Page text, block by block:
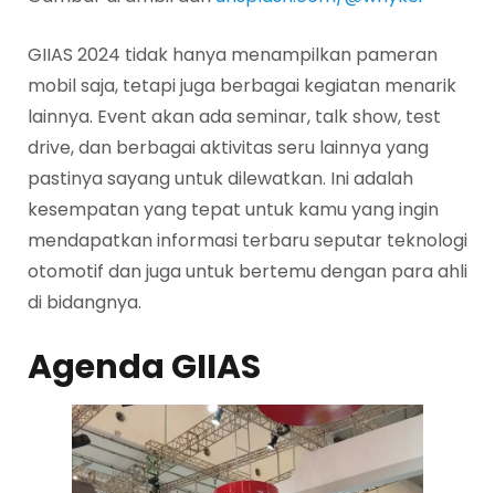
GIIAS 2024 tidak hanya menampilkan pameran
mobil saja, tetapi juga berbagai kegiatan menarik
lainnya. Event akan ada seminar, talk show, test
drive, dan berbagai aktivitas seru lainnya yang
pastinya sayang untuk dilewatkan. Ini adalah
kesempatan yang tepat untuk kamu yang ingin
mendapatkan informasi terbaru seputar teknologi
otomotif dan juga untuk bertemu dengan para ahli
di bidangnya.
Agenda GIIAS